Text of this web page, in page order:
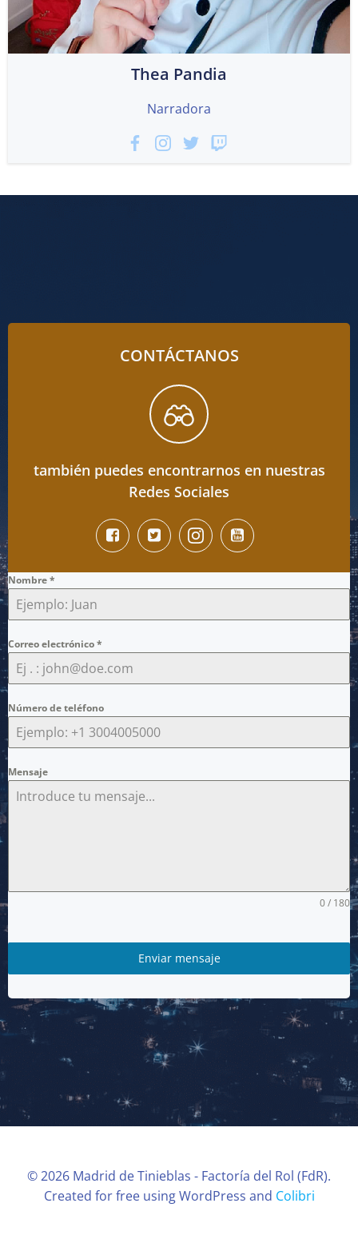
Thea Pandia
Narradora
CONTÁCTANOS
también puedes encontrarnos en nuestras
Redes Sociales
Nombre*
Correo electrónico*
Número de teléfono
Mensaje
0 / 180
Enviar mensaje
© 2026 Madrid de Tinieblas - Factoría del Rol (FdR).
Created for free using WordPress and Colibri